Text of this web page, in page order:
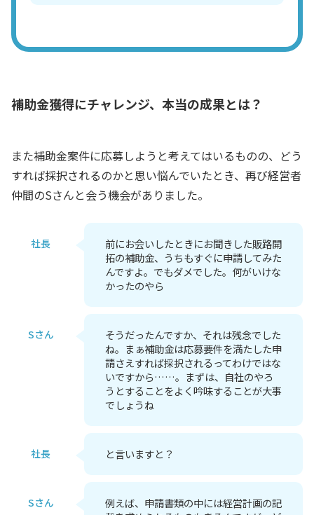
補助金獲得にチャレンジ、本当の成果とは？
また補助金案件に応募しようと考えてはいるものの、どう
すれば採択されるのかと思い悩んでいたとき、再び経営者
仲間のSさんと会う機会がありました。
社長
前にお会いしたときにお聞きした販路開
拓の補助金、うちもすぐに申請してみた
んですよ。でもダメでした。何がいけな
かったのやら
Sさん
そうだったんですか、それは残念でした
ね。まぁ補助金は応募要件を満たした申
請さえすれば採択されるってわけではな
いですから……。まずは、自社のやろ
うとすることをよく吟味することが大事
でしょうね
社長 と言いますと？
Sさん
例えば、申請書類の中には経営計画の記